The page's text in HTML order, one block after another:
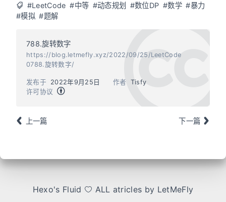
#LeetCode #中等 #动态规划 #数位DP #数学 #暴力
#模拟 #题解
788.旋转数字
https://blog.letmefly.xyz/2022/09/25/LeetCode
0788.旋转数字/
作者 Tisfy
发布于
2022年9月25日
许可协议
上一篇 下一篇
Hexo's Fluid ALL atricles by LetMeFly